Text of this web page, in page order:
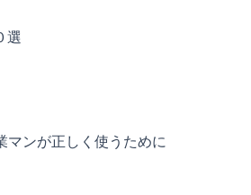
選
マンが正しく使うために